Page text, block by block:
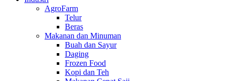
AgroFarm
Telur
Beras
Makanan dan Minuman
Buah dan Sayur
Daging
Frozen Food
Kopi dan Teh